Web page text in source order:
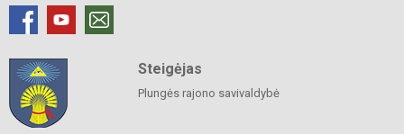
Steigėjas
Plungės rajono savivaldybė